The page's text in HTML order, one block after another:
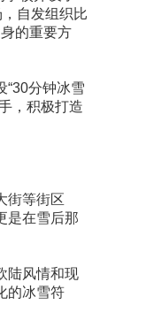
自发组织比
的重要方
“30分钟冰雪
，积极打造
街等街区
是在雪后那
陆风情和现
的冰雪符